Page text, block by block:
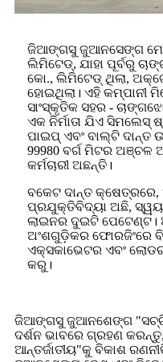
ଜିଆଙ୍ଗସୁ ଜୁଆନସେଙ୍ଗ
ଲିମିଟେଡ୍, ଯାହା ପୂର୍ବରୁ
କୋ., ଲିମିଟେଡ୍ ଥିଲା,
ହୋଇଥିଲା। ଏହି କମ୍ପାନୀ
ସାଂସ୍କୃତିକ ସହର -
ଏକ ନିର୍ମାତା ଯିଏ
ପାଇପ୍ ଏବଂ ବାଲ୍ଟି
99980 ବର୍ଗ ମିଟର ଅଞ୍ଚଳ
କର୍ମଚାରୀ ଅଛନ୍ତି।
ବକେଟ ଦାନ୍ତ
ପ୍ରଯୁକ୍ତିବିଦ୍ୟା ଅଛି,
ଲାଇନର ଦୁଇଟି ପେଟେଣ୍ଟ।
ଅଂଶଗୁଡ଼ିକର ଫୋରଜିଂରେ
ଏକ୍ସକାଭେଟର ଏବଂ
କରୁ।
ଜିଆଙ୍ଗସୁ ଜୁଆନଶେଙ୍ଗ
ଦର୍ଶନ ଭାବରେ ଗ୍ରହଣ
ଆନ୍ତର୍ଜାତୀୟ"କୁ ବିକାଶ